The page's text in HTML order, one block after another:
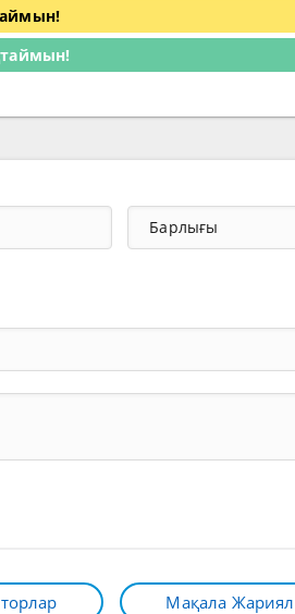
Мақала